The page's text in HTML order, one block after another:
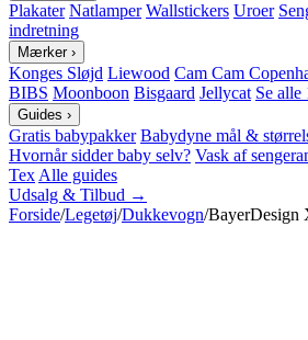
Plakater Natlamper Wallstickers Uroer
indretning
Mærker ›
Konges Sløjd Liewood Cam Cam
BIBS Moonboon Bisgaard Jellycat Se
Guides ›
Gratis babypakker Babydyne mål &
Hvornår sidder baby selv? Vask af
Tex Alle guides
Udsalg & Tilbud →
Forside/Legetøj/Dukkevogn/BayerDesign